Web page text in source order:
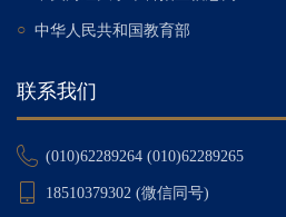
○ 中华人民共和国教育部
联系我们
(010)62289264 (010)62289265
18510379302 (微信同号)